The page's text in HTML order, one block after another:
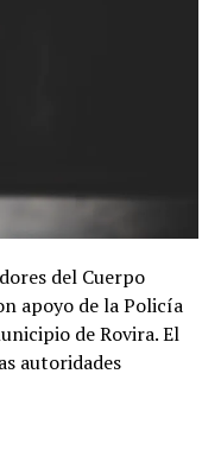
del Cuerpo
apoyo de la Policía
de Rovira. El
autoridades